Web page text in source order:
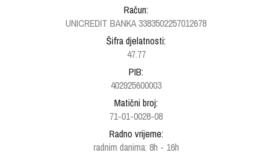
Račun:
UNICREDIT BANKA 3383502257012678
Šifra djelatnosti:
47.77
PIB:
402925600003
Matični broj:
71-01-0028-08
Radno vrijeme:
radnim danima: 8h - 16h